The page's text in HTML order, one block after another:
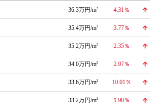
36.3万円/m2 4.31％
35.4万円/m2 3.77％
35.2万円/m2 2.35％
34.0万円/m2 2.97％
33.6万円/m2 10.01％
33.2万円/m2 1.90％